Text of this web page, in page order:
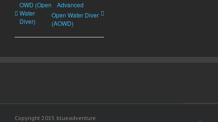
OWD (Open
Water
Diver)
Advanced
Open Water Diver
(AOWD)
Copyright 2015 blueadventure